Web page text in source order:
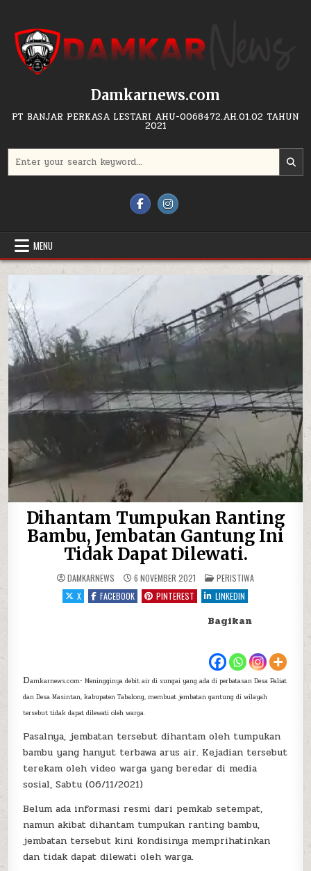
Damkarnews.com
PT BANJAR PERKASA LESTARI AHU-0068472.AH.01.02 TAHUN
2021
MENU
Dihantam Tumpukan Ranting
Bambu, Jembatan Gantung Ini
Tidak Dapat Dilewati.
DAMKARNEWS 6 NOVEMBER 2021 POSTED IN
PERISTIWA
X
FACEBOOK PINTEREST LINKEDIN
Bagikan
Damkarnews.com- Meningginya debit air di sungai yang ada di perbatasan Desa Paliat
dan Desa Masintan, kabupaten Tabalong, membuat jembatan gantung di wilayah
tersebut tidak dapat dilewati oleh warga.
Pasalnya, jembatan tersebut dihantam oleh tumpukan
bambu yang hanyut terbawa arus air. Kejadian tersebut
terekam oleh video warga yang beredar di media
sosial, Sabtu (06/11/2021)
Belum ada informasi resmi dari pemkab setempat,
namun akibat dihantam tumpukan ranting bambu,
jembatan tersebut kini kondisinya memprihatinkan
dan tidak dapat dilewati oleh warga.